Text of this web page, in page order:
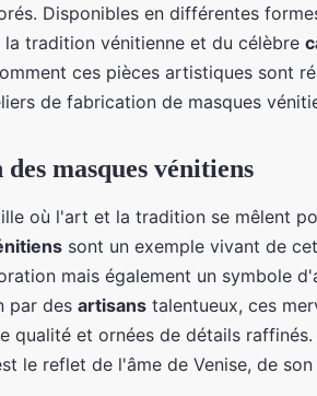
Disponibles en différentes
tradition vénitienne et du célèbre
ces pièces artistiques sont
de fabrication de masques
masques vénitiens
où l'art et la tradition se mêlent
sont un exemple vivant de
mais également un symbole
par des artisans talentueux, ces
qualité et ornées de détails
le reflet de l'âme de Venise, de